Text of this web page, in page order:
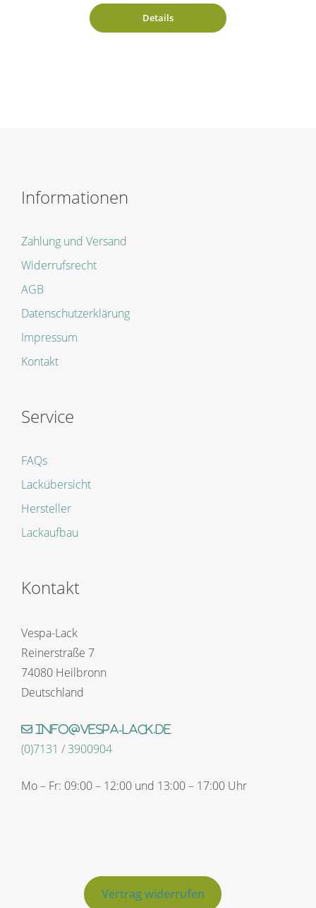
Details
Informationen
Zahlung und Versand
Widerrufsrecht
AGB
Datenschutzerklärung
Impressum
Kontakt
Service
FAQs
Lackübersicht
Hersteller
Lackaufbau
Kontakt
Vespa-Lack
Reinerstraße 7
74080 Heilbronn
Deutschland
info@vespa-lack.de
(0)7131 / 3900904
Mo – Fr: 09:00 – 12:00 und 13:00 – 17:00 Uhr
Vertrag widerrufen